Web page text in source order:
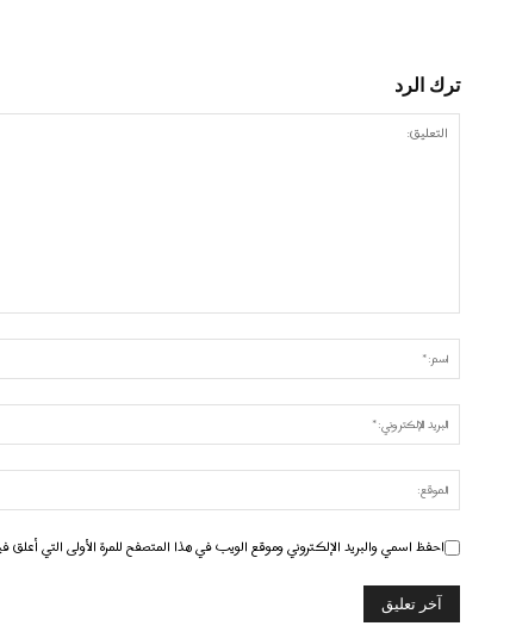
ترك الرد
احفظ اسمي والبريد الإلكتروني وموقع الويب في هذا المتصفح للمرة الأولى التي أعلق